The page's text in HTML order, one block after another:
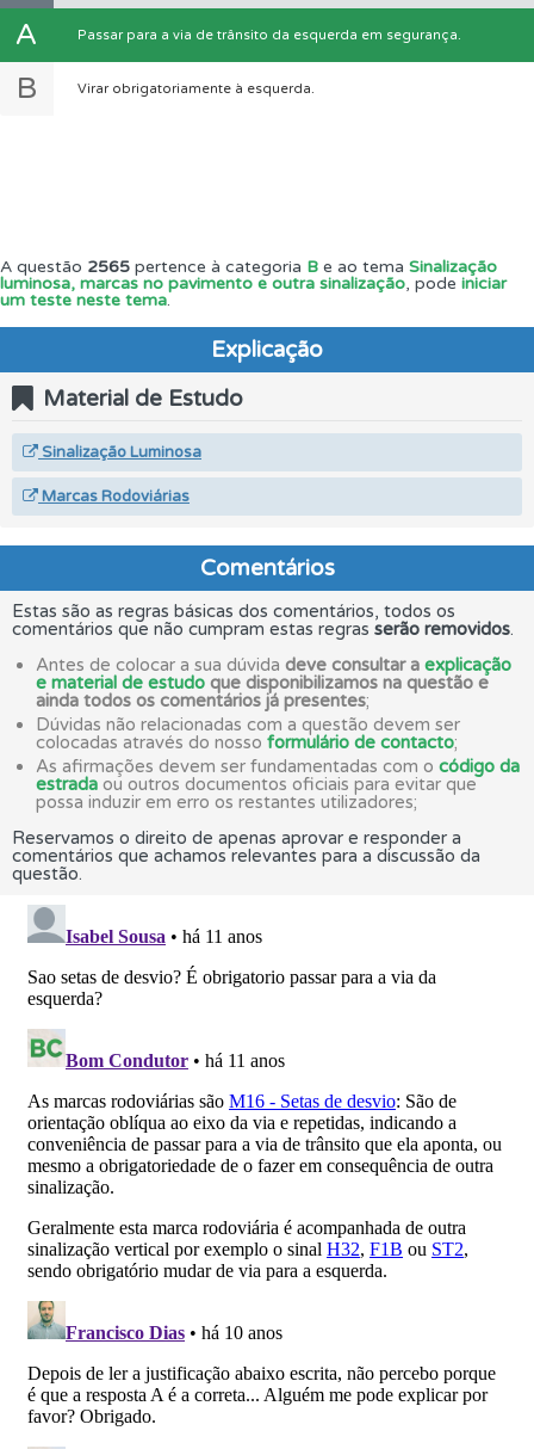
A Passar para a via de trânsito da esquerda em segurança.
B Virar obrigatoriamente à esquerda.
A questão 2565 pertence à categoria B e ao tema Sinalização
luminosa, marcas no pavimento e outra sinalização, pode iniciar
um teste neste tema.
Explicação
Material de Estudo
Sinalização Luminosa
Marcas Rodoviárias
Comentários
Estas são as regras básicas dos comentários, todos os
comentários que não cumpram estas regras serão removidos.
Antes de colocar a sua dúvida deve consultar a explicação
e material de estudo que disponibilizamos na questão e
ainda todos os comentários já presentes;
Dúvidas não relacionadas com a questão devem ser
colocadas através do nosso formulário de contacto;
As afirmações devem ser fundamentadas com o código da
estrada ou outros documentos oficiais para evitar que
possa induzir em erro os restantes utilizadores;
Reservamos o direito de apenas aprovar e responder a
comentários que achamos relevantes para a discussão da
questão.